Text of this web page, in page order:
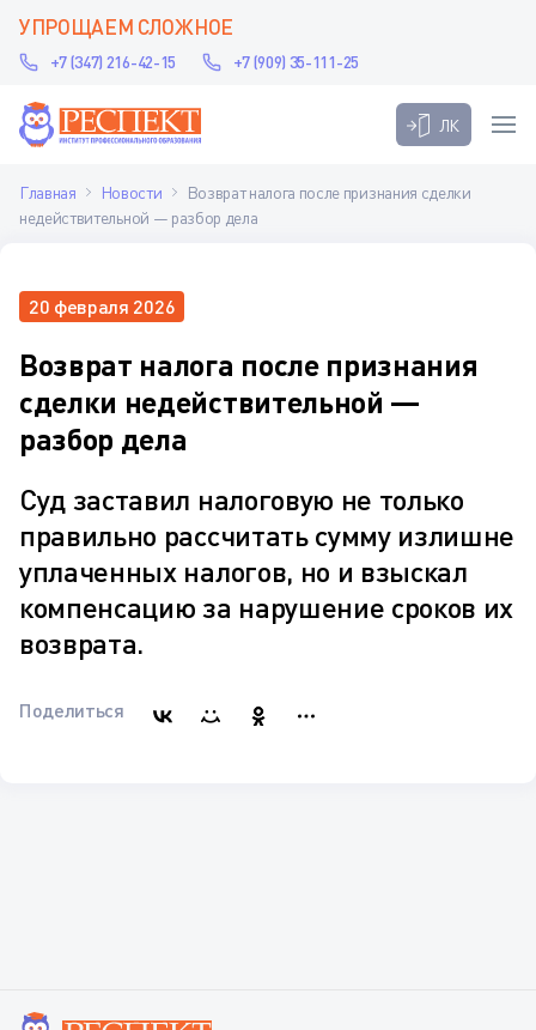
УПРОЩАЕМ СЛОЖНОЕ
+7 (347) 216-42-15 +7 (909) 35-111-25
ЛК
Главная Новости
Возврат налога после признания сделки
недействительной — разбор дела
20 февраля 2026
Возврат налога после признания
сделки недействительной —
разбор дела
Суд заставил налоговую не только
правильно рассчитать сумму излишне
уплаченных налогов, но и взыскал
компенсацию за нарушение сроков их
возврата.
Поделиться